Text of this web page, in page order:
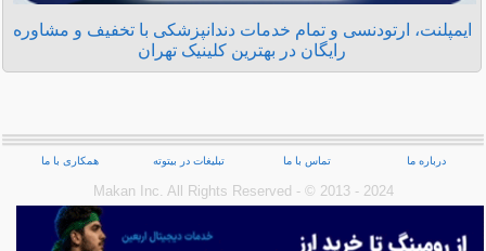
ایمپلنت، ارتودنسی و تمام خدمات دندانپزشکی با تخفیف و مشاوره
رایگان در بهترین کلینیک تهران
درباره ما تماس با ما تبلیغات در بیتوته همکاری با ما
Makan Inc.‎ All Rights Reserved - © 2013 - 2024